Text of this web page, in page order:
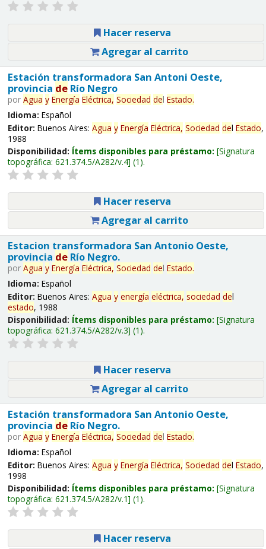
Hacer reserva
Agregar al carrito
Estación transformadora San Antoni Oeste,
provincia deRío Negro
por Agua y Energía Eléctrica, Sociedad del Estado.
Idioma: Español
Editor: Buenos Aires: Agua y Energía Eléctrica, Sociedad del Estado,
1988
Disponibilidad: Ítems disponibles para préstamo: Signatura
topográfica: 621.374.5/A282/v.4 (1).
Hacer reserva
Agregar al carrito
Estacion transformadora San Antonio Oeste,
provincia deRío Negro.
por Agua y Energía Eléctrica, Sociedad del Estado.
Idioma: Español
Editor: Buenos Aires: Agua y energía eléctrica, sociedad del
estado, 1988
Disponibilidad: Ítems disponibles para préstamo: Signatura
topográfica: 621.374.5/A282/v.3 (1).
Hacer reserva
Agregar al carrito
Estación transformadora San Antonio Oeste,
provincia deRío Negro.
por Agua y Energía Eléctrica, Sociedad del Estado.
Idioma: Español
Editor: Buenos Aires: Agua y Energía Eléctrica, Sociedad del Estado,
1998
Disponibilidad: Ítems disponibles para préstamo: Signatura
topográfica: 621.374.5/A282/v.1 (1).
Hacer reserva